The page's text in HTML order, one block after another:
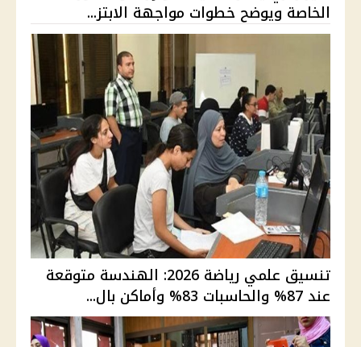
الخاصة ويوضح خطوات مواجهة الابتز...
تنسيق علمي رياضة 2026: الهندسة متوقعة
عند 87% والحاسبات 83% وأماكن بال...